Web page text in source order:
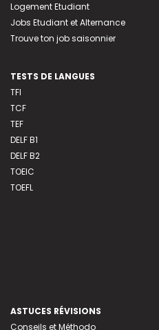
Logement Etudiant
Jobs Etudiant et Alternance
Trouve ton job saisonnier
TESTS DE LANGUES
TFI
TCF
TEF
DELF B1
DELF B2
TOEIC
TOEFL
ASTUCES RÉVISIONS
Conseils et Méthodo